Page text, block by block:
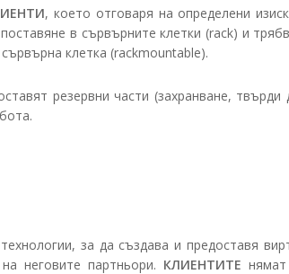
, което отговаря на определени
в сървърните клетки (rack) и
клетка (rackmountable).
резервни части (захранване,
за да създава и предоставя
неговите партньори. КЛИЕНТИТЕ